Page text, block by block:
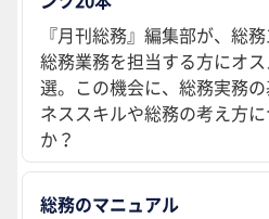
『月刊総務』編集部が、総
総務業務を担当する方にオ
選。この機会に、総務実務
ネススキルや総務の考え方
か？
総務のマニュアル